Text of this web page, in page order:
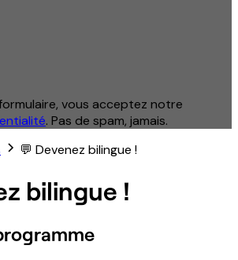
vous acceptez notre
. Pas de spam, jamais.
💬 Devenez bilingue !
bilingue !